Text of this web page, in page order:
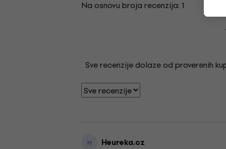
Na osnovu broja recenzija: 1
Sve recenzije dolaze od proverenih
H Heureka.cz